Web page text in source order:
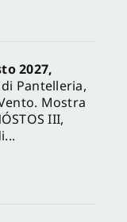
2027,
Pantelleria,
Mostra
III,